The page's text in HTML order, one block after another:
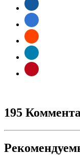
195